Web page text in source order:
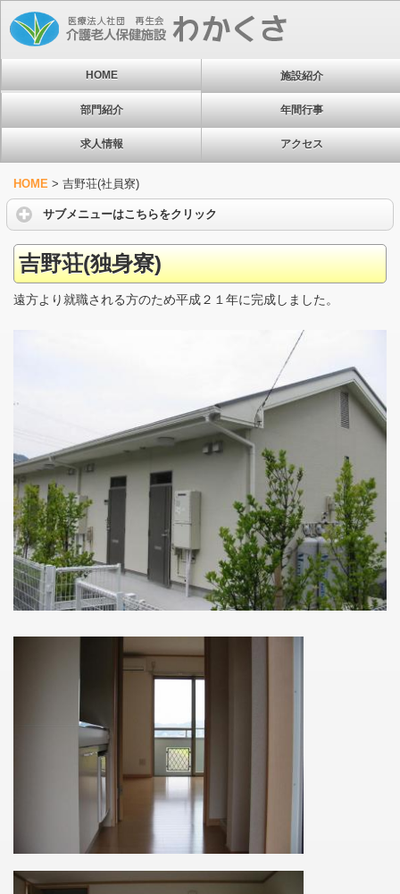
HOME 施設紹介
部門紹介 年間行事
求人情報 アクセス
HOME > 吉野荘(社員寮)
サブメニューはこちらをクリック
吉野荘(独身寮)
遠方より就職される方のため平成２１年に完成しました。